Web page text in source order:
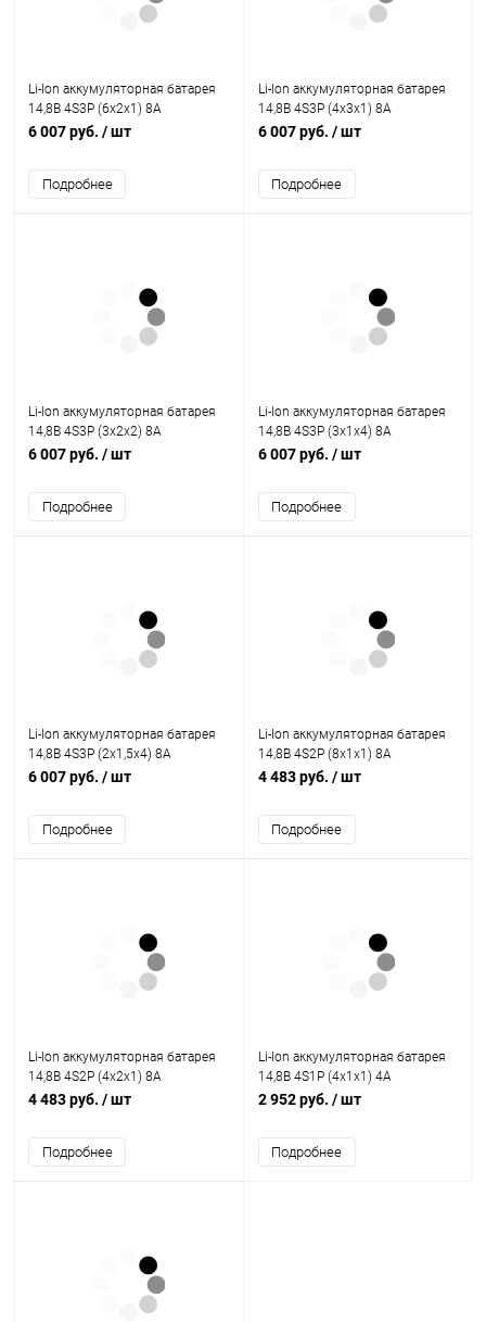
Li-Ion аккумуляторная батарея
14,8В 4S3P (6x2x1) 8A
6 007 руб. / шт
Подробнее
Li-Ion аккумуляторная батарея
14,8В 4S3P (4x3x1) 8A
6 007 руб. / шт
Подробнее
Li-Ion аккумуляторная батарея
14,8В 4S3P (3x2x2) 8A
6 007 руб. / шт
Подробнее
Li-Ion аккумуляторная батарея
14,8В 4S3P (3x1x4) 8A
6 007 руб. / шт
Подробнее
Li-Ion аккумуляторная батарея
14,8В 4S3P (2x1,5x4) 8A
6 007 руб. / шт
Подробнее
Li-Ion аккумуляторная батарея
14,8В 4S2P (8x1x1) 8A
4 483 руб. / шт
Подробнее
Li-Ion аккумуляторная батарея
14,8В 4S2P (4x2x1) 8A
4 483 руб. / шт
Подробнее
Li-Ion аккумуляторная батарея
14,8В 4S1P (4x1x1) 4A
2 952 руб. / шт
Подробнее